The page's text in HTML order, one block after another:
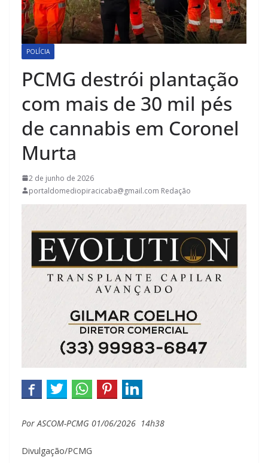
POLÍCIA
PCMG destrói plantação
com mais de 30 mil pés
de cannabis em Coronel
Murta
2 de junho de 2026
portaldomediopiracicaba@gmail.com Redação
Por ASCOM-PCMG 01/06/2026 14h38
Divulgação/PCMG